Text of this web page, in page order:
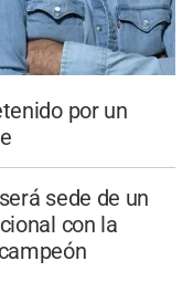
por un
sede de un
con la